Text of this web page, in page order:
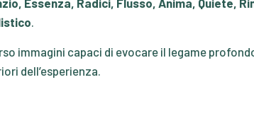
, Essenza, Radici, Flusso, Anima, Quiete,
.
capaci di evocare il legame
dell’esperienza.